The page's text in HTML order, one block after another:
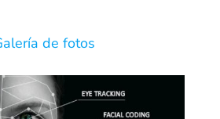
de fotos